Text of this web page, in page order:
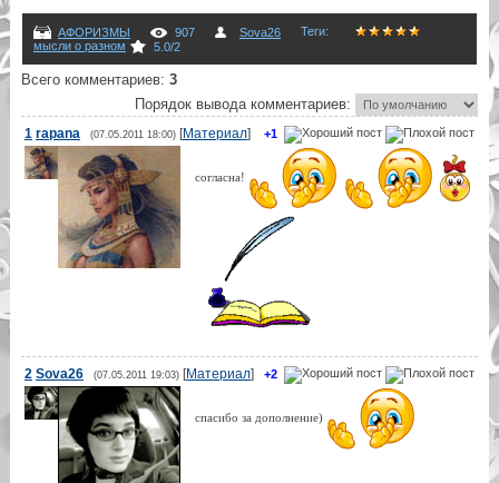
АФОРИЗМЫ 907 Sova26 Теги:
мысли о разном
5.0/2
Всего комментариев: 3
Порядок вывода комментариев:
+1
1 rapana (07.05.2011 18:00)[Материал]
согласна!
+2
2 Sova26 (07.05.2011 19:03)[Материал]
спасибо за дополнение)